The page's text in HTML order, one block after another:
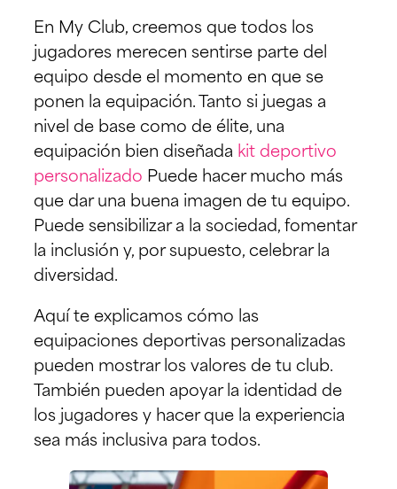
En My Club, creemos que todos los
jugadores merecen sentirse parte del
equipo desde el momento en que se
ponen la equipación. Tanto si juegas a
nivel de base como de élite, una
equipación bien diseñada kit deportivo
personalizado Puede hacer mucho más
que dar una buena imagen de tu equipo.
Puede sensibilizar a la sociedad, fomentar
la inclusión y, por supuesto, celebrar la
diversidad.
Aquí te explicamos cómo las
equipaciones deportivas personalizadas
pueden mostrar los valores de tu club.
También pueden apoyar la identidad de
los jugadores y hacer que la experiencia
sea más inclusiva para todos.